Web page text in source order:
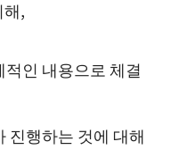
,
인 내용으로 체결
진행하는 것에 대해